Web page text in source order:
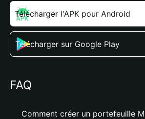
Télécharger l'APK pour Android
Télécharger sur Google Play
FAQ
Comment créer un portefeuille